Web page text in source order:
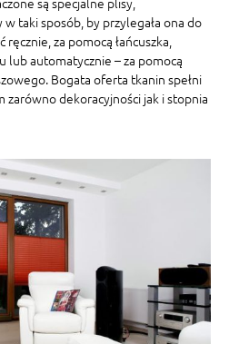
taki sposób, by przylegała ona do
za pomocą łańcuszka,
lub automatycznie – za pomocą
Bogata oferta tkanin spełni
zarówno dekoracyjności jak i stopnia